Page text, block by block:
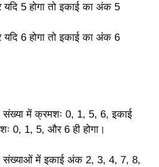
5 होगा तो इकाई का अंक 5
6 होगा तो इकाई का अंक 6
संख्या में क्रमशः 0, 1, 5, 6, इकाई
0, 1, 5, और 6 ही होगा।
संख्याओं में इकाई अंक 2, 3, 4, 7, 8,